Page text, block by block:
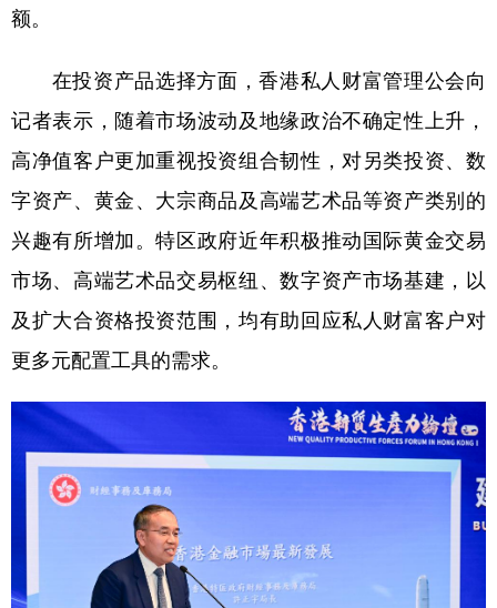
额。
在投资产品选择方面，香港私人财富管理公会向
记者表示，随着市场波动及地缘政治不确定性上升，
高净值客户更加重视投资组合韧性，对另类投资、数
字资产、黄金、大宗商品及高端艺术品等资产类别的
兴趣有所增加。特区政府近年积极推动国际黄金交易
市场、高端艺术品交易枢纽、数字资产市场基建，以
及扩大合资格投资范围，均有助回应私人财富客户对
更多元配置工具的需求。